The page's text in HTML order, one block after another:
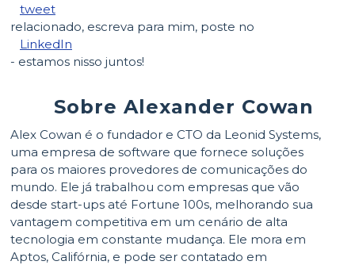
tweet
relacionado, escreva para mim, poste no
LinkedIn
- estamos nisso juntos!
Sobre Alexander Cowan
Alex Cowan é o fundador e CTO da Leonid Systems,
uma empresa de software que fornece soluções
para os maiores provedores de comunicações do
mundo. Ele já trabalhou com empresas que vão
desde start-ups até Fortune 100s, melhorando sua
vantagem competitiva em um cenário de alta
tecnologia em constante mudança. Ele mora em
Aptos, Califórnia, e pode ser contatado em